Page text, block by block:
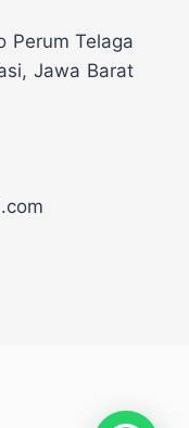
Perum Telaga
Jawa Barat